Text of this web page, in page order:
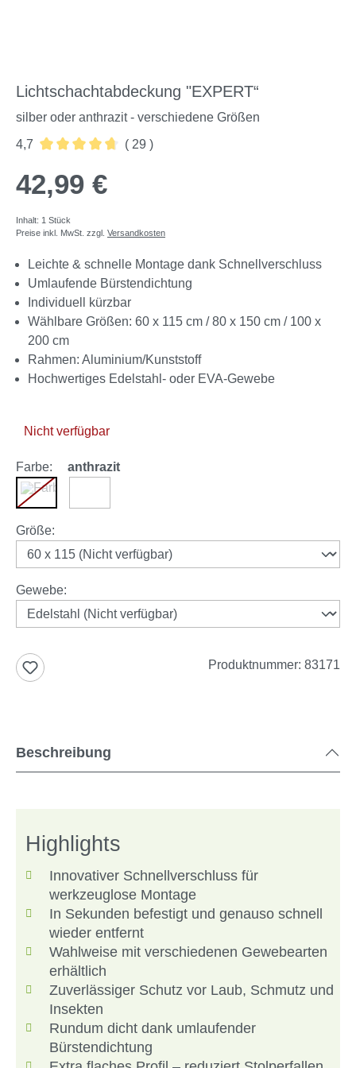
Lichtschachtabdeckung "EXPERT“
silber oder anthrazit - verschiedene Größen
4,7
( 29 )
42,99 €
Inhalt: 1 Stück
Preise inkl. MwSt. zzgl. Versandkosten
Leichte & schnelle Montage dank Schnellverschluss
Umlaufende Bürstendichtung
Individuell kürzbar
Wählbare Größen: 60 x 115 cm / 80 x 150 cm / 100 x
200 cm
Rahmen: Aluminium/Kunststoff
Hochwertiges Edelstahl- oder EVA-Gewebe
Nicht verfügbar
Farbe: anthrazit
anthrazit
(Diese Option ist zurzeit nicht verfügbar.)
Größeauswählen
:
Gewebeauswählen
:
Produktnummer: 83171
Beschreibung
Highlights
Innovativer Schnellverschluss für
werkzeuglose Montage
In Sekunden befestigt und genauso schnell
wieder entfernt
Wahlweise mit verschiedenen Gewebearten
erhältlich
Zuverlässiger Schutz vor Laub, Schmutz und
Insekten
Rundum dicht dank umlaufender
Bürstendichtung